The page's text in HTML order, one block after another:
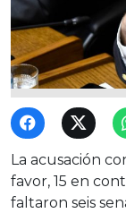
La acusación
favor, 15 en
faltaron seis